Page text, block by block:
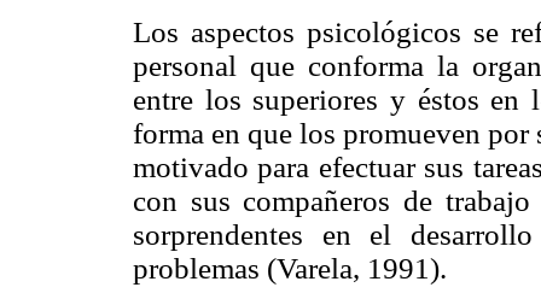
Los aspectos psicológicos se
personal que conforma la
entre los superiores y éstos
forma en que los promueven
motivado para efectuar sus
con sus compañeros de
sorprendentes en el
problemas (Varela, 1991).